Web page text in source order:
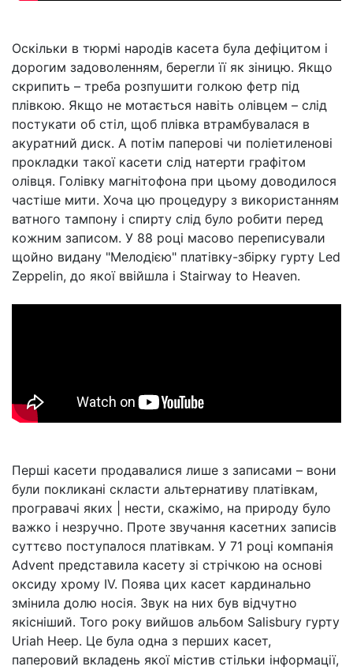
Оскільки в тюрмі народів касета була дефіцитом і
дорогим задоволенням, берегли її як зіницю. Якщо
скрипить – треба розпушити голкою фетр під
плівкою. Якщо не мотається навіть олівцем – слід
постукати об стіл, щоб плівка втрамбувалася в
акуратний диск. А потім паперові чи поліетиленові
прокладки такої касети слід натерти графітом
олівця. Голівку магнітофона при цьому доводилося
частіше мити. Хоча цю процедуру з використанням
ватного тампону і спирту слід було робити перед
кожним записом. У 88 році масово переписували
щойно видану "Мелодією" платівку-збірку гурту Led
Zeppelin, до якої ввійшла і Stairway to Heaven.
Перші касети продавалися лише з записами – вони
були покликані скласти альтернативу платівкам,
програвачі яких | нести, скажімо, на природу було
важко і незручно. Проте звучання касетних записів
суттєво поступалося платівкам. У 71 році компанія
Advent представила касету зі стрічкою на основі
оксиду хрому IV. Поява цих касет кардинально
змінила долю носія. Звук на них був відчутно
якісніший. Того року вийшов альбом Salisbury гурту
Uriah Heep. Це була одна з перших касет,
паперовий вкладень якої містив стільки інформації,